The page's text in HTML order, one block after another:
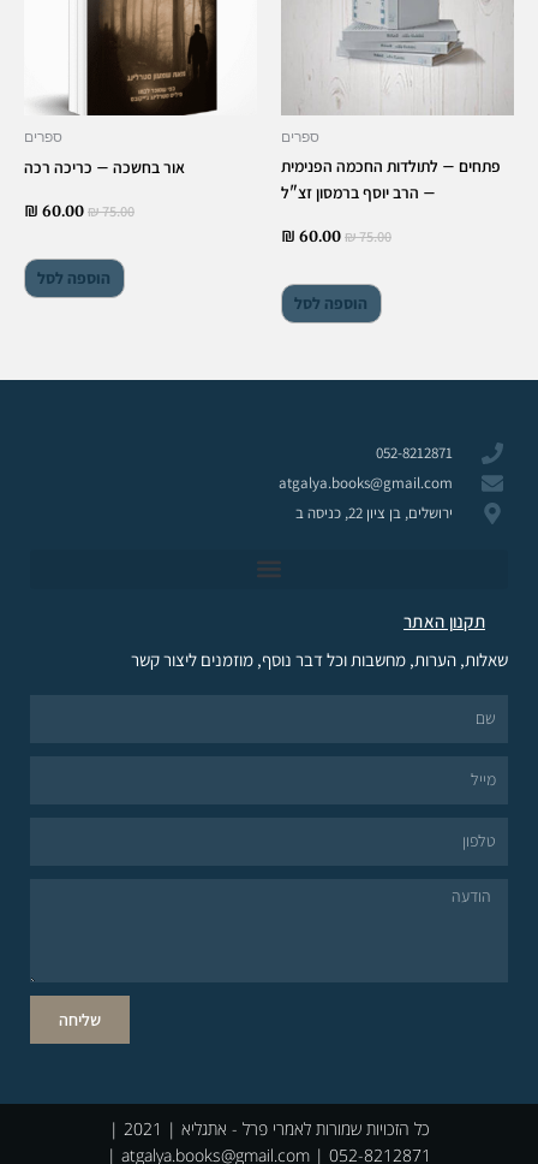
ספרים
פתחים – לתולדות החכמה הפנימית
– הרב יוסף ברמסון זצ"ל
₪75.00
₪ 60.00
הוספה לסל
ספרים
אור בחשכה – כריכה רכה
₪75.00
₪ 60.00
הוספה לסל
052-8212871
atgalya.books@gmail.com
ירושלים, בן ציון 22, כניסה ב
תקנון האתר
שאלות, הערות, מחשבות וכל דבר נוסף, מוזמנים ליצור קשר
שליחה
כל הזכויות שמורות לאמרי פרל - אתגליא | 2021 |
atgalya.books@gmail.com | 052-8212871 |